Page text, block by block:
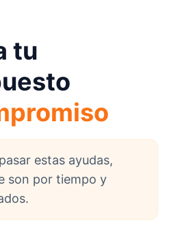
tu
estas ayudas,
son por tiempo y